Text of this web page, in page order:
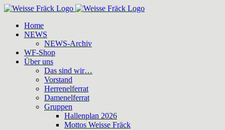
Zum
springenHome
NEWS
NEWS-Archiv
WF-Shop
Über uns
Das sind wir…
Vorstand
Herrenelferrat
Damenelferrat
Gruppen
Hallenplan 2026
Mottos Weisse Fräck